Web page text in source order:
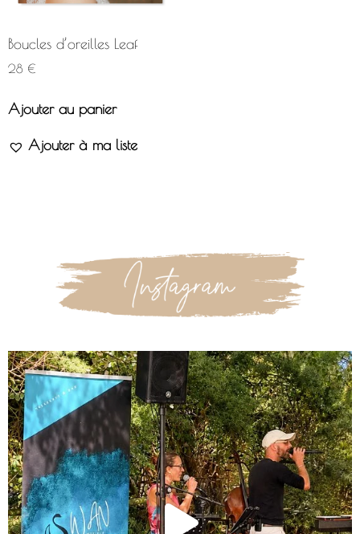
Boucles d’oreilles Leaf
28 €
Ajouter au panier
Ajouter à ma liste